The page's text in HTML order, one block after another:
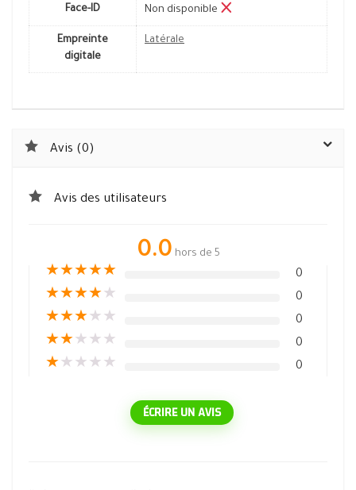
Face-ID Non disponible
Empreinte
digitale
Latérale
Avis (0)
Avis des utilisateurs
0.0 hors de 5
★★★★★ 0
★★★★★ 0
★★★★ ★ 0
★★★ ★ ★ 0
★★ ★ ★ ★ 0
ÉCRIRE UN AVIS